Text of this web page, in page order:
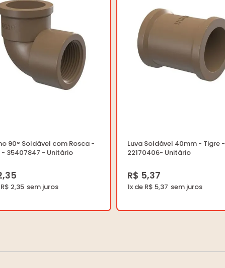
90° Soldável com Rosca -
- 35407847 - Unitário
2,35
Luva Soldável 40mm - Tigre -
22170406- Unitário
R$ 5,37
1x de R$ 5,37